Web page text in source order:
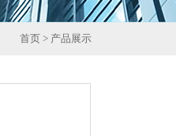
首页 > 产品展示